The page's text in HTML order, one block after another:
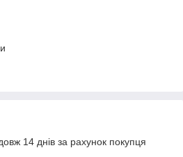
14 днів за рахунок покупця